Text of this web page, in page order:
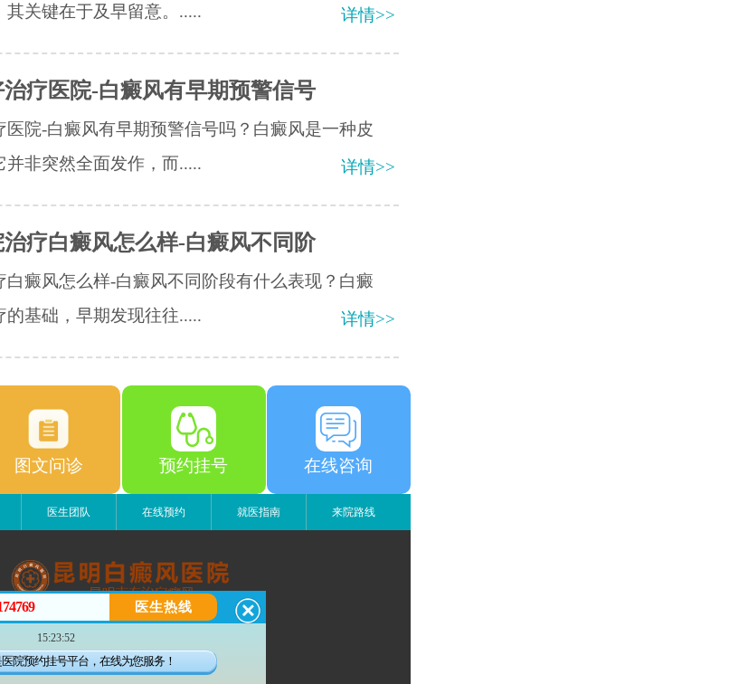
关键在于及早留意。.....
详情>>
疗医院-白癜风有早期预警信号
医院-白癜风有早期预警信号吗？白癜风是一种皮
并非突然全面发作，而.....
详情>>
疗白癜风怎么样-白癜风不同阶
白癜风怎么样-白癜风不同阶段有什么表现？白癜
的基础，早期发现往往.....
详情>>
图文问诊 预约挂号 在线咨询
医生团队 在线预约 就医指南 来院路线
昆明白癜风医院
昆明市五华区护国路2号
版权所有：昆明白癜风医院
联系电话：0871-64174769
医生热线
15:23:52
院预约挂号平台，在线为您服务！